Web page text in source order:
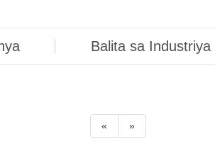
Balita sa Industriya
« »